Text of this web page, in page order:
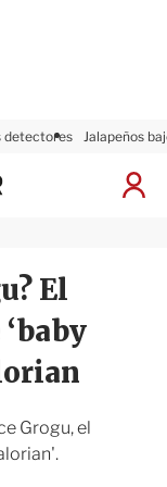
detectores Jalapeños
I
x
i
o
El
Grogu, el